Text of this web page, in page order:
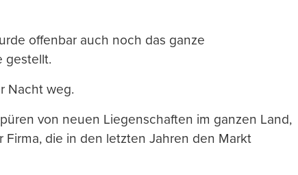
offenbar auch noch das ganze
gestellt.
Nacht weg.
von neuen Liegenschaften im ganzen Land,
Firma, die in den letzten Jahren den Markt